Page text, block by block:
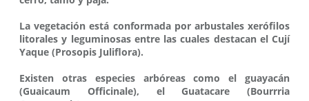
La vegetación está conformada por arbustales xerófilos
litorales y leguminosas entre las cuales destacan el Cují
Yaque (Prosopis Juliflora).
Existen otras especies arbóreas como el guayacán
(Guaicaum Officinale), el Guatacare (Bourrria